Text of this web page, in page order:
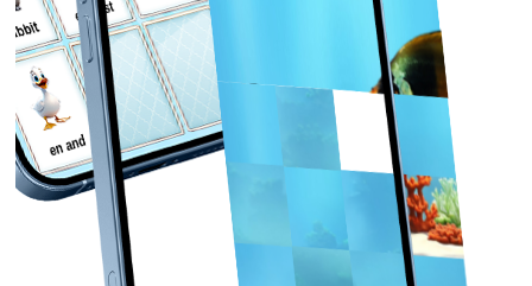
en hest
en and